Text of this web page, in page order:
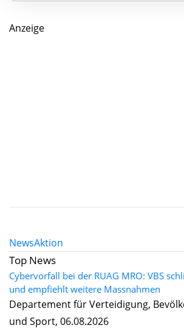
Anzeige
NewsAktion
Top News
Cybervorfall bei der RUAG MRO: VBS
und empfiehlt weitere Massnahmen
Departement für Verteidigung,
und Sport, 06.08.2026